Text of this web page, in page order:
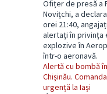
Ofițer de presă a
Novițchi, a
orei 21:40,
alertați în
explozive în
într-o aeronavă.
Alertă cu bombă
Chișinău.
urgență la Iași